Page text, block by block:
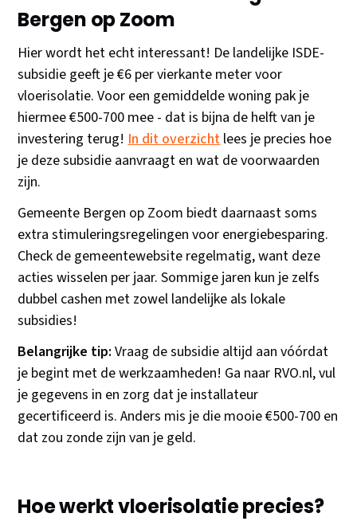
Bergen op Zoom
Hier wordt het echt interessant! De landelijke ISDE-
subsidie geeft je €6 per vierkante meter voor
vloerisolatie. Voor een gemiddelde woning pak je
hiermee €500-700 mee - dat is bijna de helft van je
investering terug!In dit overzichtlees je precies hoe
je deze subsidie aanvraagt en wat de voorwaarden
zijn.
Gemeente Bergen op Zoom biedt daarnaast soms
extra stimuleringsregelingen voor energiebesparing.
Check de gemeentewebsite regelmatig, want deze
acties wisselen per jaar. Sommige jaren kun je zelfs
dubbel cashen met zowel landelijke als lokale
subsidies!
Belangrijke tip: Vraag de subsidie altijd aan vóórdat
je begint met de werkzaamheden! Ga naar RVO.nl, vul
je gegevens in en zorg dat je installateur
gecertificeerd is. Anders mis je die mooie €500-700 en
dat zou zonde zijn van je geld.
Hoe werkt vloerisolatie precies?